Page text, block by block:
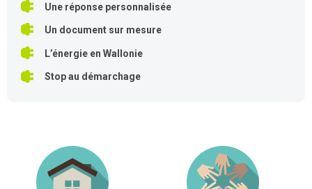
Une réponse personnalisée
Un document sur mesure
L’énergie en Wallonie
Stop au démarchage